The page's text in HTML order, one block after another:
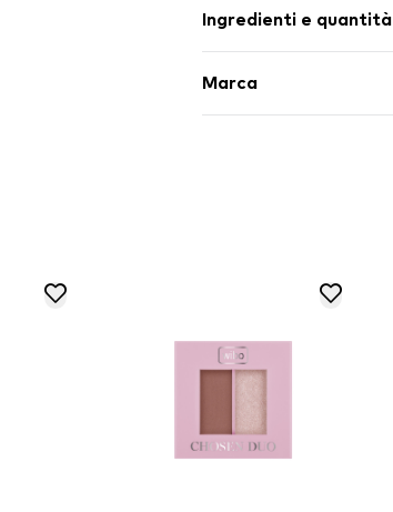
Ingredienti e quantità
Marca